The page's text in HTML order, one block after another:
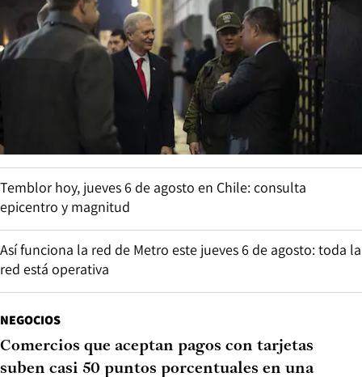
Temblor hoy, jueves 6 de agosto en Chile: consulta
epicentro y magnitud
Así funciona la red de Metro este jueves 6 de agosto: toda la
red está operativa
NEGOCIOS
Comercios que aceptan pagos con tarjetas
suben casi 50 puntos porcentuales en una